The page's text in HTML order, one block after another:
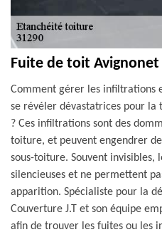
Fuite de toit Avignonet
Comment gérer les infiltrations
se révéler dévastatrices pour la
? Ces infiltrations sont des
toiture, et peuvent engendrer
sous-toiture. Souvent invisibles,
silencieuses et ne permettent
apparition. Spécialiste pour la
Couverture J.T et son équipe
afin de trouver les fuites ou les